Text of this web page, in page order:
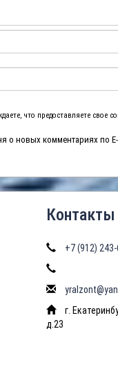
что предоставляете свое
о новых комментариях по E-
Контакты
+7 (912)
г.
д.23